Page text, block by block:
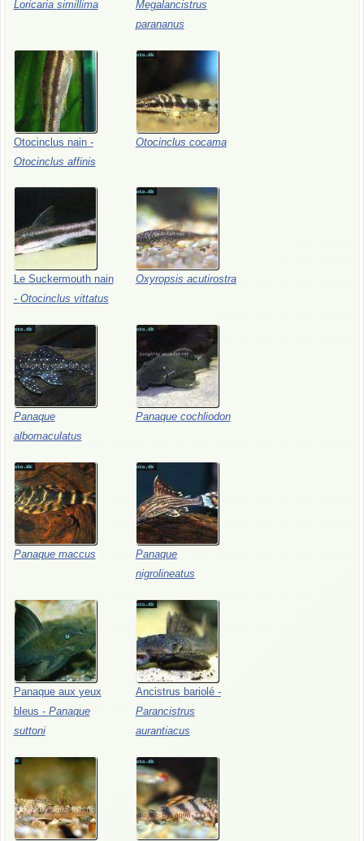
Loricaria simillima
Megalancistrus
parananus
Otocinclus nain -
Otocinclus affinis
Otocinclus cocama
Le Suckermouth nain
- Otocinclus vittatus
Oxyropsis acutirostra
Panaque
albomaculatus
Panaque cochliodon
Panaque maccus
Panaque
nigrolineatus
Panaque aux yeux
bleus - Panaque
suttoni
Ancistrus bariolé -
Parancistrus
aurantiacus